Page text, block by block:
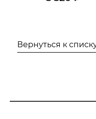
Вернуться к